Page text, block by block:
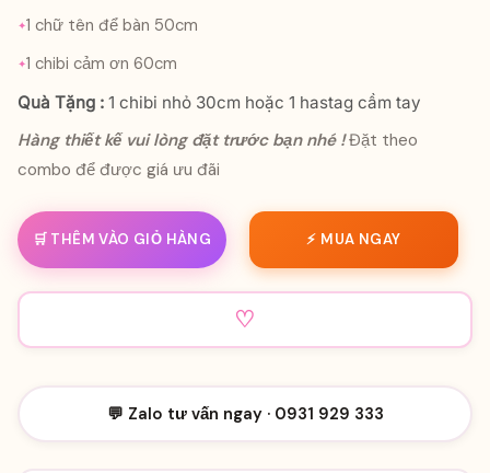
1 chữ tên để bàn 50cm
1 chibi cảm ơn 60cm
Quà Tặng : 1 chibi nhỏ 30cm hoặc 1 hastag cầm tay
Hàng thiết kế vui lòng đặt trước bạn nhé !Đặt theo
combo để được giá ưu đãi
🛒 THÊM VÀO GIỎ HÀNG ⚡ MUA NGAY
♡
💬 Zalo tư vấn ngay · 0931 929 333